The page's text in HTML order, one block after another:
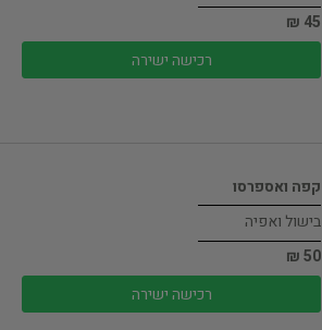
45 ₪
רכישה ישירה
קפה ואספרסו
בישול ואפיה
50 ₪
רכישה ישירה